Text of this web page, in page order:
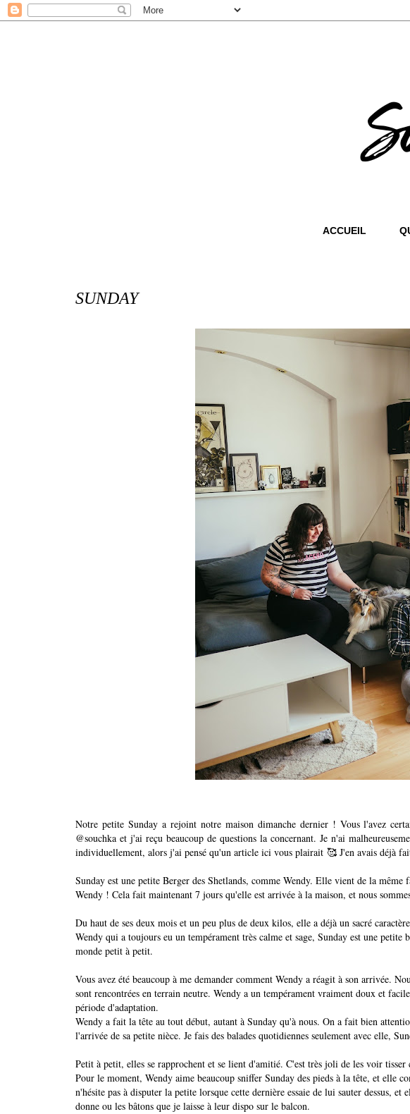
ACCUEIL
SUNDAY
Notre petite Sunday a rejoint notre maison dimanche dernier ! Vous l'avez
@souchka et j'ai reçu beaucoup de questions la concernant. Je n'ai
individuellement, alors j'ai pensé qu'un article ici vous plairait 🥰 J'en avais déjà
Sunday est une petite Berger des Shetlands, comme Wendy. Elle vient de la
Wendy ! Cela fait maintenant 7 jours qu'elle est arrivée à la maison, et nous
Du haut de ses deux mois et un peu plus de deux kilos, elle a déjà un sacré
Wendy qui a toujours eu un tempérament très calme et sage, Sunday est une
monde petit à petit.
Vous avez été beaucoup à me demander comment Wendy a réagit à son arrivée.
sont rencontrées en terrain neutre. Wendy a un tempérament vraiment doux et
période d'adaptation.
Wendy a fait la tête au tout début, autant à Sunday qu'à nous. On a fait bien
l'arrivée de sa petite nièce. Je fais des balades quotidiennes seulement avec elle,
Petit à petit, elles se rapprochent et se lient d'amitié. C'est très joli de les voir tisser
Pour le moment, Wendy aime beaucoup sniffer Sunday des pieds à la tête, et elle
n'hésite pas à disputer la petite lorsque cette dernière essaie de lui sauter dessus, et
donne ou les bâtons que je laisse à leur dispo sur le balcon.